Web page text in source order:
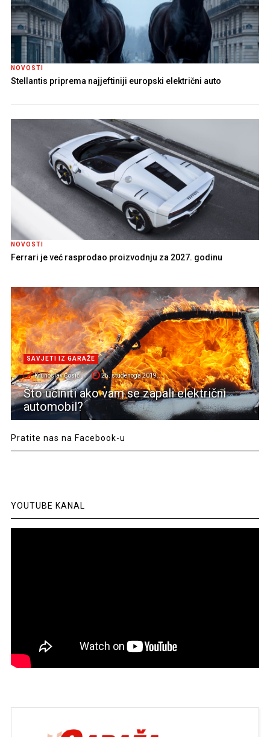
NOVOSTI
Stellantis priprema najjeftiniji europski električni auto
NOVOSTI
Ferrari je već rasprodao proizvodnju za 2027. godinu
SAVJETI IZ GARAŽE
Krunoslav Ćosić 25. studenoga 2019.
Što učiniti ako vam se zapali električni
automobil?
Pratite nas na Facebook-u
YOUTUBE KANAL